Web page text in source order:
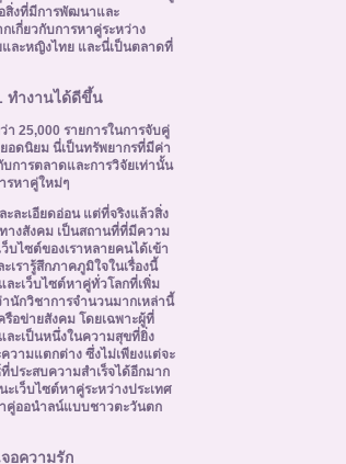
สิ่งที่มีการพัฒนาและ
เกี่ยวกับการหาคู่ระหว่าง
และหญิงไทย และนี่เป็นตลาดที่
ทำงานได้ดีขึ้น
25,000 รายการในการจับคู่
อดนิยม นี่เป็นทรัพยากรที่มีค่า
การตลาดและการวิจัยเท่านั้น
รหาคู่ใหม่ๆ
ละเอียดอ่อน แต่ที่จริงแล้วสิ่ง
างสังคม เป็นสถานที่ที่มีความ
ไซต์ของเราหลายคนได้เข้า
รารู้สึกภาคภูมิใจในเรื่องนี้
ละเว็บไซต์หาคู่ทั่วโลกที่เพิ่ม
นักวิชาการจำนวนมากเหล่านี้
รือข่ายสังคม โดยเฉพาะผู้ที่
ละเป็นหนึ่งในความสุขที่ยิ่ง
วามแตกต่าง ซึ่งไม่เพียงแต่จะ
ประสบความสำเร็จได้อีกมาก
เว็บไซต์หาคู่ระหว่างประเทศ
คู่ออนำลน์แบบชาวตะวันตก
อความรัก